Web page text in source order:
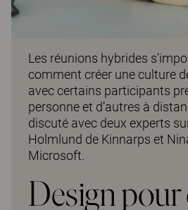
Les réunions hybrides
comment créer une culture
avec certains participants
personne et d’autres à
discuté avec deux experts
Holmlund de Kinnarps et
Microsoft.
Design pour